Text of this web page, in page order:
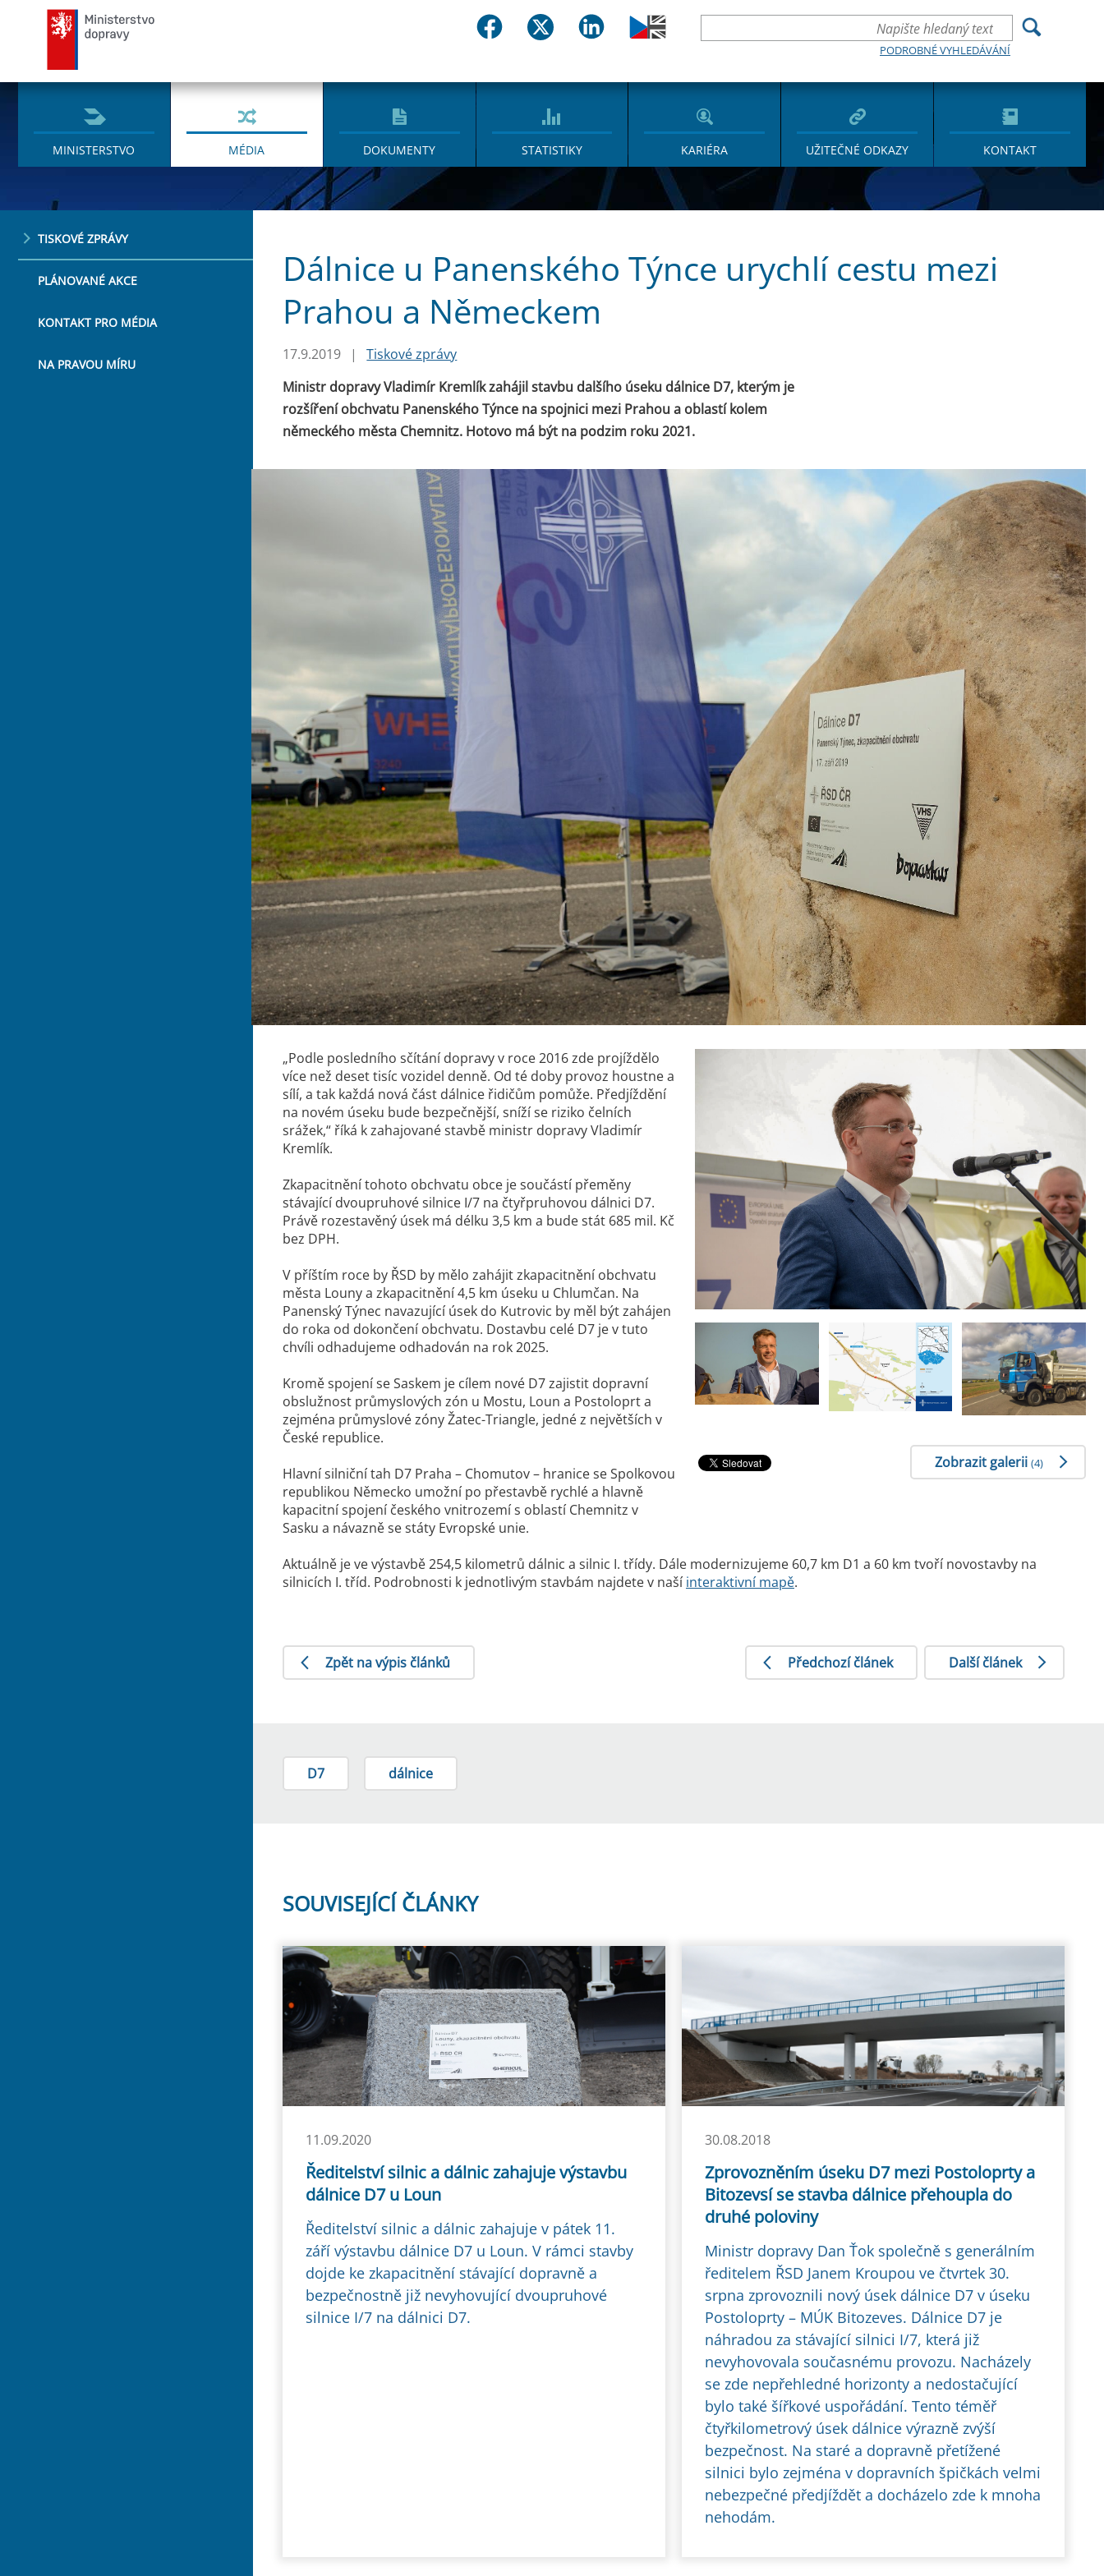
PODROBNÉ VYHLEDÁVÁNÍ
MINISTERSTVO MÉDIA DOKUMENTY STATISTIKY KARIÉRA UŽITEČNÉ ODKAZY KONTAKT
TISKOVÉ ZPRÁVY
PLÁNOVANÉ AKCE
KONTAKT PRO MÉDIA
NA PRAVOU MÍRU
Dálnice u Panenského Týnce urychlí cestu mezi
Prahou a Německem
17.9.2019 |
Tiskové zprávy
Ministr dopravy Vladimír Kremlík zahájil stavbu dalšího úseku dálnice D7, kterým je
rozšíření obchvatu Panenského Týnce na spojnici mezi Prahou a oblastí kolem
německého města Chemnitz. Hotovo má být na podzim roku 2021.
Zobrazit galerii (4)
„Podle posledního sčítání dopravy v roce 2016 zde projíždělo
více než deset tisíc vozidel denně. Od té doby provoz houstne a
sílí, a tak každá nová část dálnice řidičům pomůže. Předjíždění
na novém úseku bude bezpečnější, sníží se riziko čelních
srážek,“ říká k zahajované stavbě ministr dopravy Vladimír
Kremlík.
Zkapacitnění tohoto obchvatu obce je součástí přeměny
stávající dvoupruhové silnice I/7 na čtyřpruhovou dálnici D7.
Právě rozestavěný úsek má délku 3,5 km a bude stát 685 mil. Kč
bez DPH.
V příštím roce by ŘSD by mělo zahájit zkapacitnění obchvatu
města Louny a zkapacitnění 4,5 km úseku u Chlumčan. Na
Panenský Týnec navazující úsek do Kutrovic by měl být zahájen
do roka od dokončení obchvatu. Dostavbu celé D7 je v tuto
chvíli odhadujeme odhadován na rok 2025.
Kromě spojení se Saskem je cílem nové D7 zajistit dopravní
obslužnost průmyslových zón u Mostu, Loun a Postoloprt a
zejména průmyslové zóny Žatec-Triangle, jedné z největších v
České republice.
Hlavní silniční tah D7 Praha – Chomutov – hranice se Spolkovou
republikou Německo umožní po přestavbě rychlé a hlavně
kapacitní spojení českého vnitrozemí s oblastí Chemnitz v
Sasku a návazně se státy Evropské unie.
Aktuálně je ve výstavbě 254,5 kilometrů dálnic a silnic I. třídy. Dále modernizujeme 60,7 km D1 a 60 km tvoří novostavby na
silnicích I. tříd. Podrobnosti k jednotlivým stavbám najdete v našíinteraktivní mapě.
Zpět na výpis článků Předchozí článek Další článek
D7 dálnice
SOUVISEJÍCÍ ČLÁNKY
11.09.2020
Ředitelství silnic a dálnic zahajuje výstavbu
dálnice D7 u Loun
Ředitelství silnic a dálnic zahajuje v pátek 11.
září výstavbu dálnice D7 u Loun. V rámci stavby
dojde ke zkapacitnění stávající dopravně a
bezpečnostně již nevyhovující dvoupruhové
silnice I/7 na dálnici D7.
30.08.2018
Zprovozněním úseku D7 mezi Postoloprty a
Bitozevsí se stavba dálnice přehoupla do
druhé poloviny
Ministr dopravy Dan Ťok společně s generálním
ředitelem ŘSD Janem Kroupou ve čtvrtek 30.
srpna zprovoznili nový úsek dálnice D7 v úseku
Postoloprty – MÚK Bitozeves. Dálnice D7 je
náhradou za stávající silnici I/7, která již
nevyhovovala současnému provozu. Nacházely
se zde nepřehledné horizonty a nedostačující
bylo také šířkové uspořádání. Tento téměř
čtyřkilometrový úsek dálnice výrazně zvýší
bezpečnost. Na staré a dopravně přetížené
silnici bylo zejména v dopravních špičkách velmi
nebezpečné předjíždět a docházelo zde k mnoha
nehodám.